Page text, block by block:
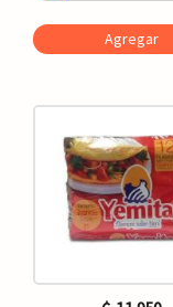
Agregar